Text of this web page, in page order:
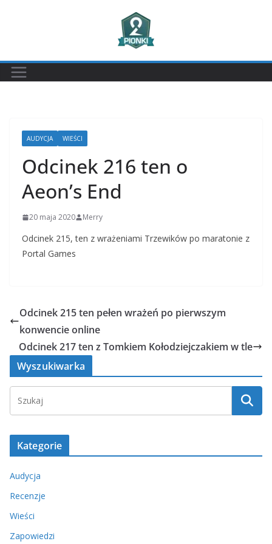
AUDYCJA WIEŚCI
Odcinek 216 ten o
Aeon’s End
20 maja 2020 Merry
Odcinek 215, ten z wrażeniami Trzewików po maratonie z
Portal Games
Odcinek 215 ten pełen wrażeń po pierwszym
konwencie online
Odcinek 217 ten z Tomkiem Kołodziejczakiem w tle
Wyszukiwarka
Kategorie
Audycja
Recenzje
Wieści
Zapowiedzi